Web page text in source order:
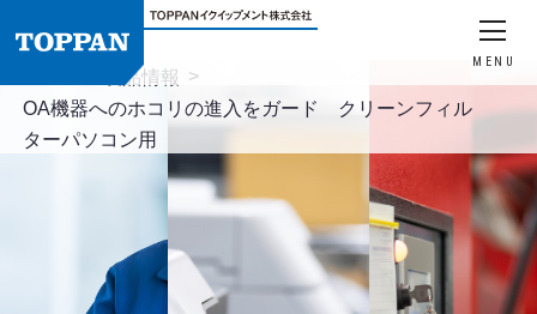
MENU
製品情報
OA機器へのホコリの進入をガード クリーンフィル
ターパソコン用